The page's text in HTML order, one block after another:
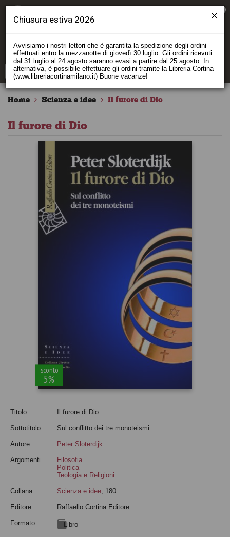
Home Scienza e idee Il furore di Dio
Il furore di Dio
sconto
5%
Titolo Il furore di Dio
Sottotitolo Sul conflitto dei tre monoteismi
Autore Peter Sloterdijk
Argomenti
Filosofia
Politica
Teologia e Religioni
Collana Scienza e idee, 180
Editore Raffaello Cortina Editore
Formato Libro
Chiusura estiva 2026
Avvisiamo i nostri lettori che è garantita la spedizione degli ordini
effettuati entro la mezzanotte di giovedì 30 luglio. Gli ordini ricevuti
dal 31 luglio al 24 agosto saranno evasi a partire dal 25 agosto. In
alternativa, è possibile effettuare gli ordini tramite la Libreria Cortina
(www.libreriacortinamilano.it) Buone vacanze!